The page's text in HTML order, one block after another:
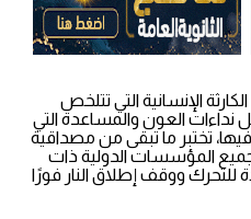
الإنسانية التي تتلخص
العون والمساعدة التي
تختبر ما تبقى من مصداقية
المؤسسات الدولية ذات
للتحرك ووقف إطلاق النار فورًا